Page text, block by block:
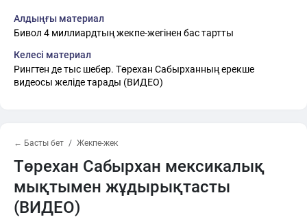
Алдыңғы материал
Бивол 4 миллиардтың жекпе-жегінен бас тартты
Келесі материал
Рингтен де тыс шебер. Төрехан Сабырханның ерекше
видеосы желіде тарады (ВИДЕО)
← Басты бет Жекпе-жек
Төрехан Сабырхан мексикалық
мықтымен жұдырықтасты
(ВИДЕО)